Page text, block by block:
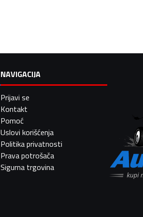
NAVIGACIJA
Prijavi se
Kontakt
Pomoć
Uslovi korišćenja
Politika privatnosti
Prava potrošača
Sigurna trgovina